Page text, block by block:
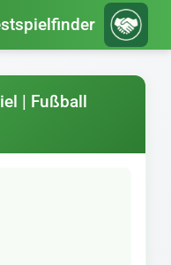
| Fußball